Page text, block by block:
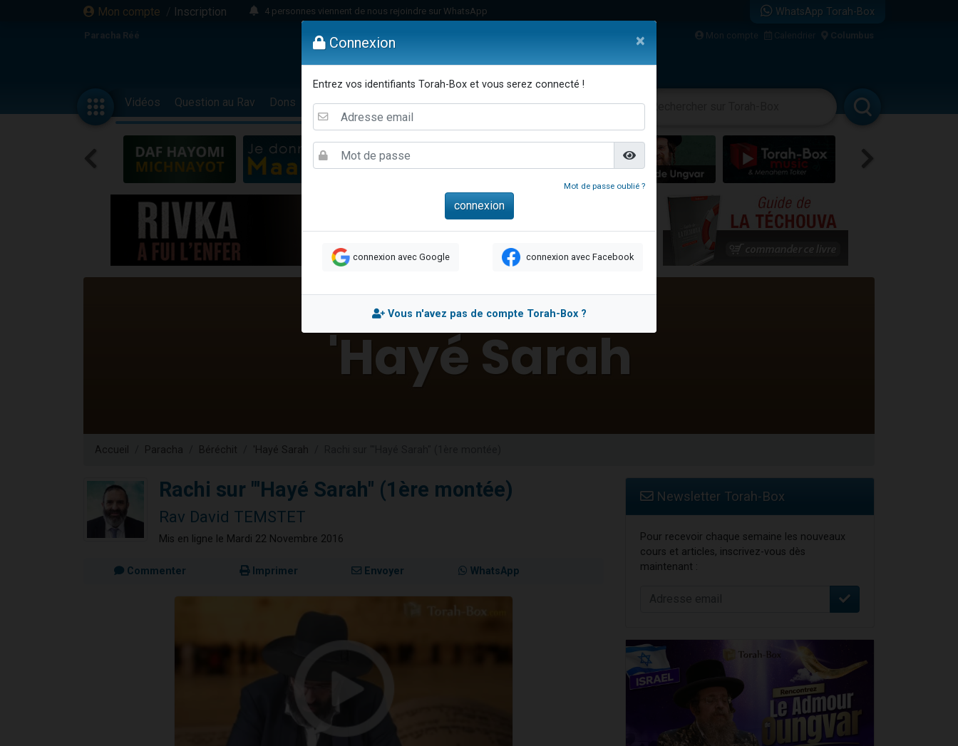
Mon compte / Inscription
4 personnes viennent de nous rejoindre sur WhatsApp
3 personnes viennent de nous rejoindre sur WhatsApp
13 personnes viennent de demander une bénédiction
2 personnes viennent de nous rejoindre sur WhatsApp
30 personnes viennent de faire un don pour Sauvez la jambe de Yohan
Il reste 49 places pour étudier en groupe sur Zoom
12 nouvelles musiques dans Torah-Box Music
2 personnes viennent de nous rejoindre sur WhatsApp
3 personnes viennent de nous rejoindre sur WhatsApp
8 personnes viennent de faire un don pour Tsédaka : pauvres d'Israel
Nouvelle émission radio : Visions de grandeur n°104 : Le Chabbath et le Birkat Hamazone à travers le temps
61 personnes viennent de demander une bénédiction
Ariel vient de donner son Maasser
WhatsApp Torah-Box
Paracha Réé Mon compte Calendrier Columbus
Vidéos Question au Rav Dons Femmes Enfants Etude sur Texte Musique Paracha Divertissements
Accueil Paracha Béréchit 'Hayé Sarah
Rachi sur "'Hayé Sarah" (1ère montée)
Rav David TEMSTET
Mis en ligne le Mardi 22 Novembre 2016
Commenter Imprimer Envoyer WhatsApp
Newsletter Torah-Box
Pour recevoir chaque semaine les nouveaux
cours et articles, inscrivez-vous dès
maintenant :
Connexion ×
Entrez vos identifiants Torah-Box et vous serez connecté !
Mot de passe oublié ?
connexion avec Google connexion avec Facebook
Vous n'avez pas de compte Torah-Box ?